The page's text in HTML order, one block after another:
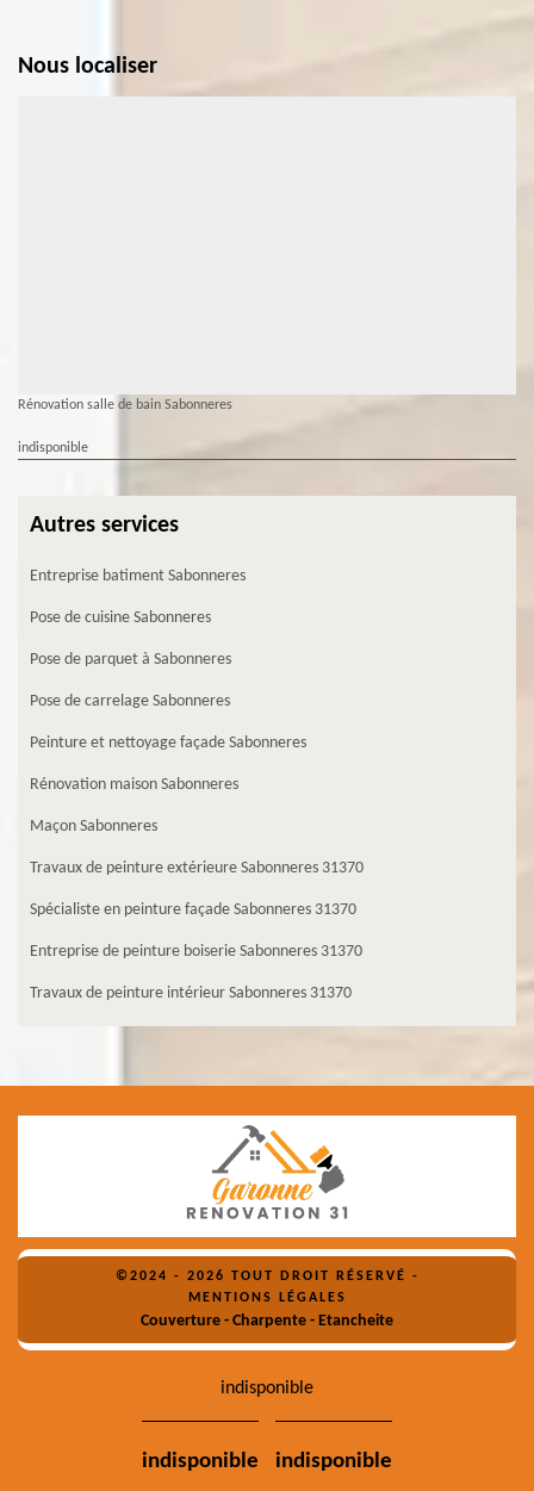
Nous localiser
Rénovation salle de bain Sabonneres
indisponible
Autres services
Entreprise batiment Sabonneres
Pose de cuisine Sabonneres
Pose de parquet à Sabonneres
Pose de carrelage Sabonneres
Peinture et nettoyage façade Sabonneres
Rénovation maison Sabonneres
Maçon Sabonneres
Travaux de peinture extérieure Sabonneres 31370
Spécialiste en peinture façade Sabonneres 31370
Entreprise de peinture boiserie Sabonneres 31370
Travaux de peinture intérieur Sabonneres 31370
©2024 - 2026 TOUT DROIT RÉSERVÉ -
MENTIONS LÉGALES
Couverture - Charpente - Etancheite
indisponible
indisponible indisponible